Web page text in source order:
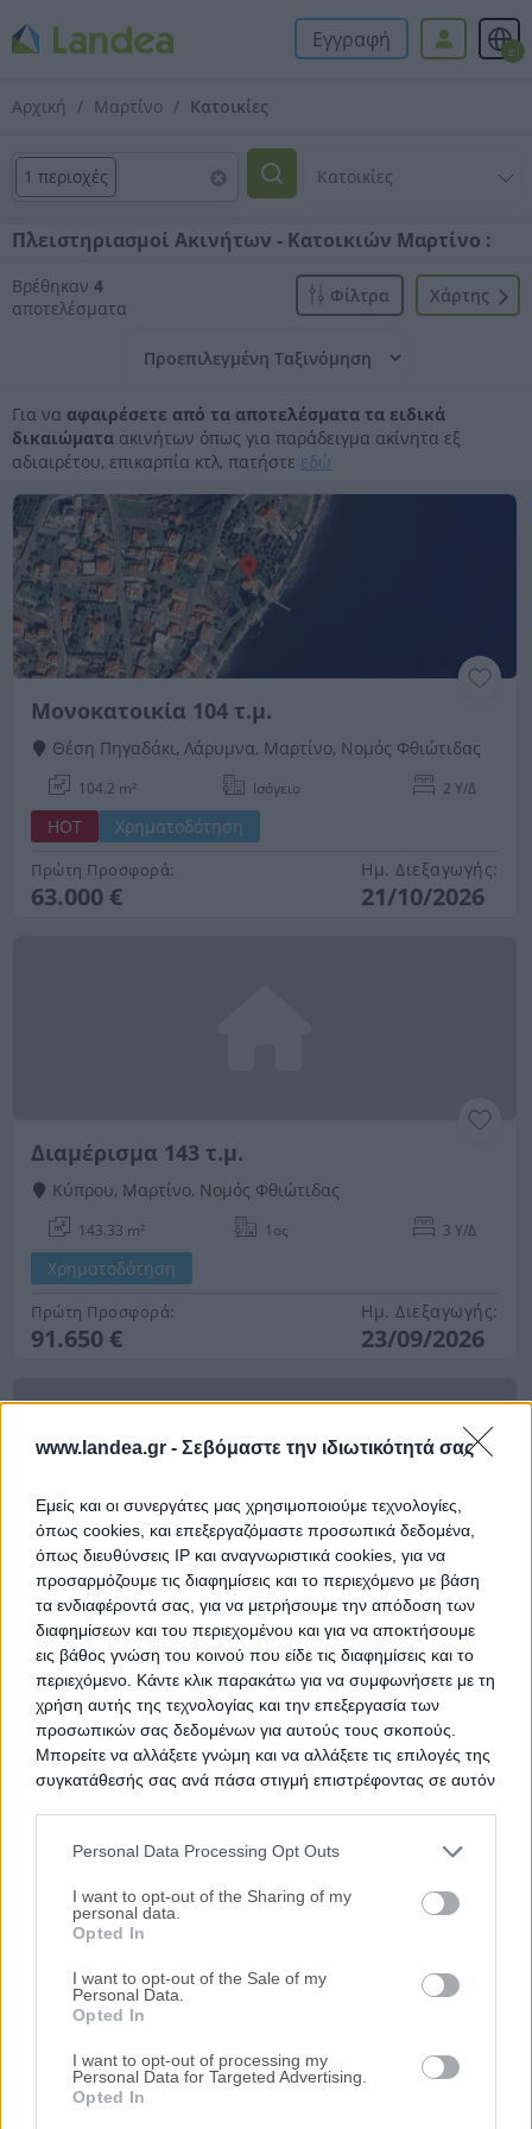
www.landea.gr - Σεβόμαστε την ιδιωτικότητά σας
Εμείς και οι συνεργάτες μας χρησιμοποιούμε τεχνολογίες,
όπως cookies, και επεξεργαζόμαστε προσωπικά δεδομένα,
όπως διευθύνσεις IP και αναγνωριστικά cookies, για να
προσαρμόζουμε τις διαφημίσεις και το περιεχόμενο με βάση
τα ενδιαφέροντά σας, για να μετρήσουμε την απόδοση των
διαφημίσεων και του περιεχομένου και για να αποκτήσουμε
εις βάθος γνώση του κοινού που είδε τις διαφημίσεις και το
περιεχόμενο. Κάντε κλικ παρακάτω για να συμφωνήσετε με τη
χρήση αυτής της τεχνολογίας και την επεξεργασία των
προσωπικών σας δεδομένων για αυτούς τους σκοπούς.
Μπορείτε να αλλάξετε γνώμη και να αλλάξετε τις επιλογές της
συγκατάθεσής σας ανά πάσα στιγμή επιστρέφοντας σε αυτόν
services and may gather and store information including but
not limited to your visit or usage behaviour. You may click to
grant or deny consent to Google and its third-party tags to
use your data for below specified purposes in below Google
consent section.
Personal Data Processing Opt Outs
I want to opt-out of the Sharing of my
personal data.
Opted In
I want to opt-out of the Sale of my
Personal Data.
Opted In
I want to opt-out of processing my
Personal Data for Targeted Advertising.
Opted In
Εγγραφή el
Αρχική Μαρτίνο Κατοικίες
1 περιοχές
Πλειστηριασμοί Ακινήτων - Κατοικιών Μαρτίνο :
Βρέθηκαν 4
αποτελέσματα
Xάρτης
Φίλτρα
Για να αφαιρέσετε από τα αποτελέσματα τα ειδικά
δικαιώματα ακινήτων όπως για παράδειγμα ακίνητα εξ
αδιαιρέτου, επικαρπία κτλ, πατήστε εδώ
Μονοκατοικία 104 τ.μ.
Θέση Πηγαδάκι, Λάρυμνα, Μαρτίνο, Νομός Φθιώτιδας
104.2 m² Ισόγειο 2 Υ/Δ
HOT Χρηματοδότηση
Πρώτη Προσφορά:
63.000 €
Ημ. Διεξαγωγής:
21/10/2026
Διαμέρισμα 143 τ.μ.
Κύπρου, Μαρτίνο, Νομός Φθιώτιδας
143.33 m² 1ος 3 Υ/Δ
Χρηματοδότηση
Πρώτη Προσφορά:
91.650 €
Ημ. Διεξαγωγής:
23/09/2026
Διαμέρισμα 73 τ.μ.
Θέση Ζέση, Μαρτίνο, Νομός Φθιώτιδας
72.9 m² Ισόγειο
Χρηματοδότηση
Πρώτη Προσφορά:
29.900 €
Ημ. Διεξαγωγής:
16/09/2026
Θέση Ζέσι, Μαρτίνο, Νομός Φθιώτιδας